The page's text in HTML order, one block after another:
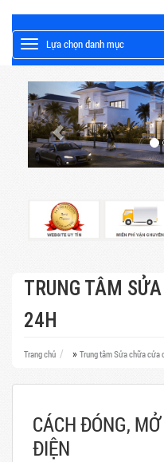
ToggleLựa chọn danh mục
TRUNG TÂM
24H
Trang chủ » Trung tâm Sửa chữa cửa
CÁCH ĐÓNG,
ĐIỆN